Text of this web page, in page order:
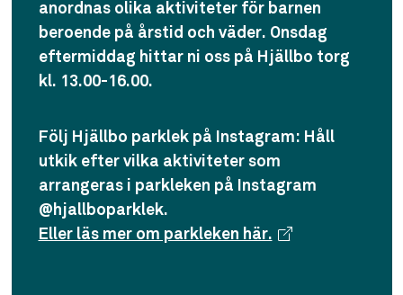
anordnas olika aktiviteter för barnen
beroende på årstid och väder. Onsdag
eftermiddag hittar ni oss på Hjällbo torg
kl. 13.00-16.00.
Följ Hjällbo parklek på Instagram: Håll
utkik efter vilka aktiviteter som
arrangeras i parkleken på Instagram
@hjallboparklek.
Eller läs mer om parkleken här.